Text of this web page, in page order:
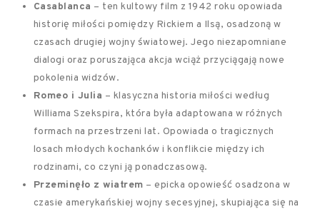
Casablanca – ten kultowy film z 1942 roku opowiada
historię miłości pomiędzy Rickiem a Ilsą, osadzoną w
czasach drugiej wojny światowej. Jego niezapomniane
dialogi oraz poruszająca akcja wciąż przyciągają nowe
pokolenia widzów.
Romeo i Julia – klasyczna historia miłości według
Williama Szekspira, która była adaptowana w różnych
formach na przestrzeni lat. Opowiada o tragicznych
losach młodych kochanków i konflikcie między ich
rodzinami, co czyni ją ponadczasową.
Przeminęło z wiatrem – epicka opowieść osadzona w
czasie amerykańskiej wojny secesyjnej, skupiająca się na